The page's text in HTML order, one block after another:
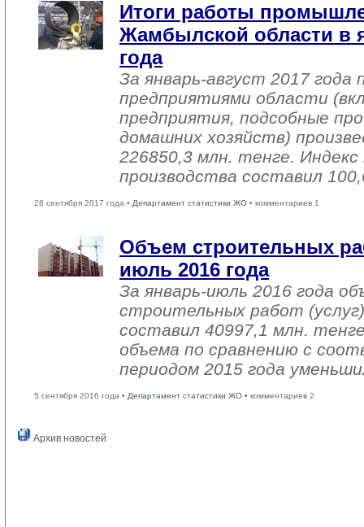
Итоги работы
Жамбылской области в
года
За январь-август 2017
предприятиями области
предприятия, подсобные
домашних хозяйств)
226850,3 млн. тенге.
производства составил
28 сентября 2017 года • Департамент статистики ЖО • комментариев 1
Объем строительных
июль 2016 года
За январь-июль 2016 года
строительных работ
составил 40997,1 млн.
объема по сравнению с
периодом 2015 года
5 сентября 2016 года • Департамент статистики ЖО • комментариев 2
Архив новостей